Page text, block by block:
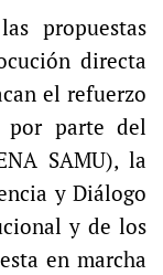
propuestas
directa
el refuerzo
por parte del
SAMU), la
y Diálogo
y de los
en marcha